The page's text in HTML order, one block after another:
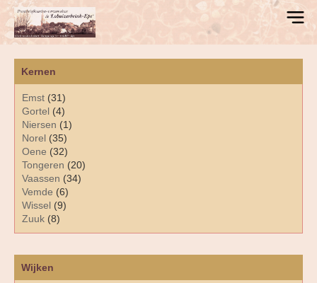
Kernen
Emst (31)
Gortel (4)
Niersen (1)
Norel (35)
Oene (32)
Tongeren (20)
Vaassen (34)
Vemde (6)
Wissel (9)
Zuuk (8)
Wijken